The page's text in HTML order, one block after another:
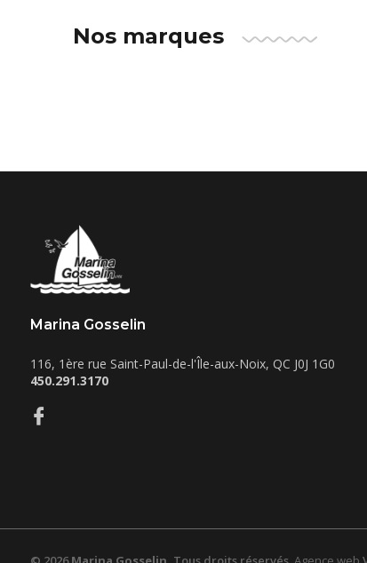
Nos marques
Marina Gosselin
116, 1ère rue Saint-Paul-de-l'Île-aux-Noix, QC J0J 1G0
450.291.3170